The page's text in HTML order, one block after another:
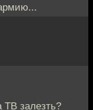
ТВ залезть?